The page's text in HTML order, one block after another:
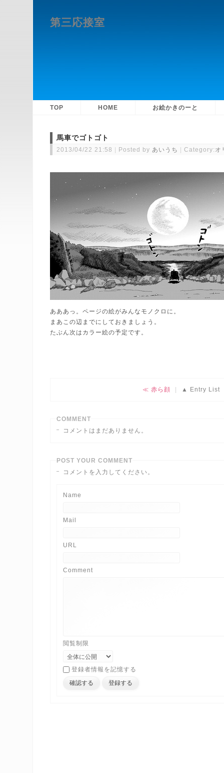
第三応接室
TOP HOME お絵かきのーと
馬車でゴトゴト
2013/04/22 21:58 Posted by あいうち Category: オ
あああっ。ページの絵がみんなモノクロに。
まあこの辺までにしておきましょう。
たぶん次はカラー絵の予定です。
赤ら顔 Entry List
COMMENT
コメントはまだありません。
POST YOUR COMMENT
コメントを入力してください。
Name
Mail
URL
Comment
閲覧制限
登録者情報を記憶する